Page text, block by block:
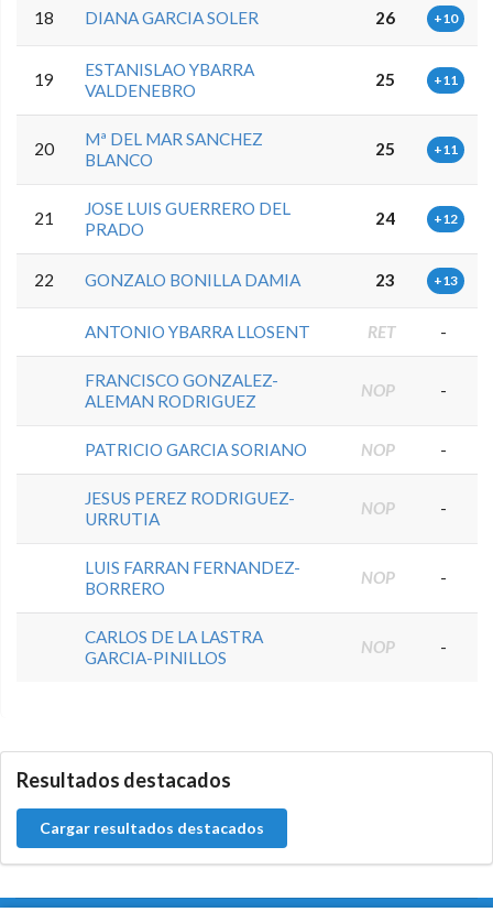
18 DIANA GARCIA SOLER 26 +10
19
ESTANISLAO YBARRA
VALDENEBRO
25 +11
20
Mª DEL MAR SANCHEZ
BLANCO
25 +11
21
JOSE LUIS GUERRERO DEL
PRADO
24 +12
22 GONZALO BONILLA DAMIA 23 +13
ANTONIO YBARRA LLOSENT RET -
FRANCISCO GONZALEZ-
ALEMAN RODRIGUEZ
NOP -
PATRICIO GARCIA SORIANO NOP -
JESUS PEREZ RODRIGUEZ-
URRUTIA
NOP -
LUIS FARRAN FERNANDEZ-
BORRERO
NOP -
CARLOS DE LA LASTRA
GARCIA-PINILLOS
NOP -
Resultados destacados
Cargar resultados destacados